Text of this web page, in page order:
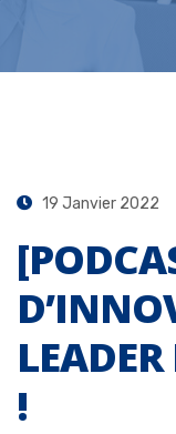
19 Janvier 2022
!